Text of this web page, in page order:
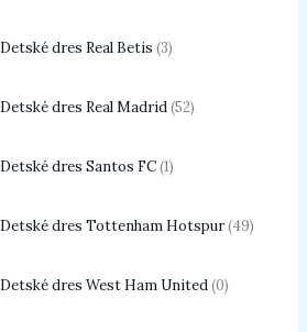
Detské dres Real Betis 3
Detské dres Real Madrid 52
Detské dres Santos FC 1
Detské dres Tottenham Hotspur 49
Detské dres West Ham United 0